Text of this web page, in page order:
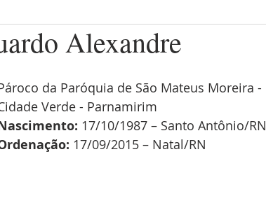
Alexandre
da Paróquia de São Mateus Moreira -
Verde - Parnamirim
17/10/1987 – Santo Antônio/RN
17/09/2015 – Natal/RN